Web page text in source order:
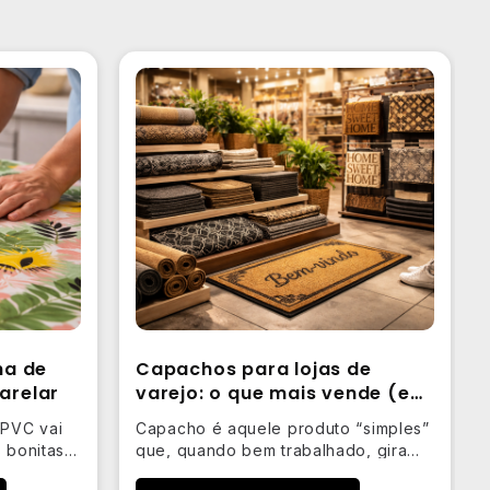
de
vai
e
Capachos para lojas de
varejo: o que mais vende (e
por quê)
Capacho é aquele produto “simples”
que, quando bem trabalhado, gira